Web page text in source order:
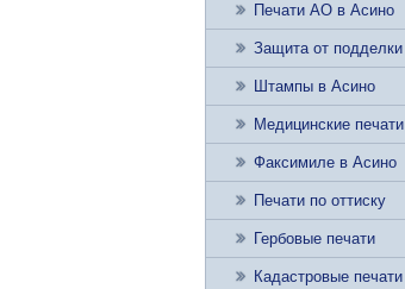
Печати АО в Асино
Защита от подделки
Штампы в Асино
Медицинские печати
Факсимиле в Асино
Печати по оттиску
Гербовые печати
Кадастровые печати